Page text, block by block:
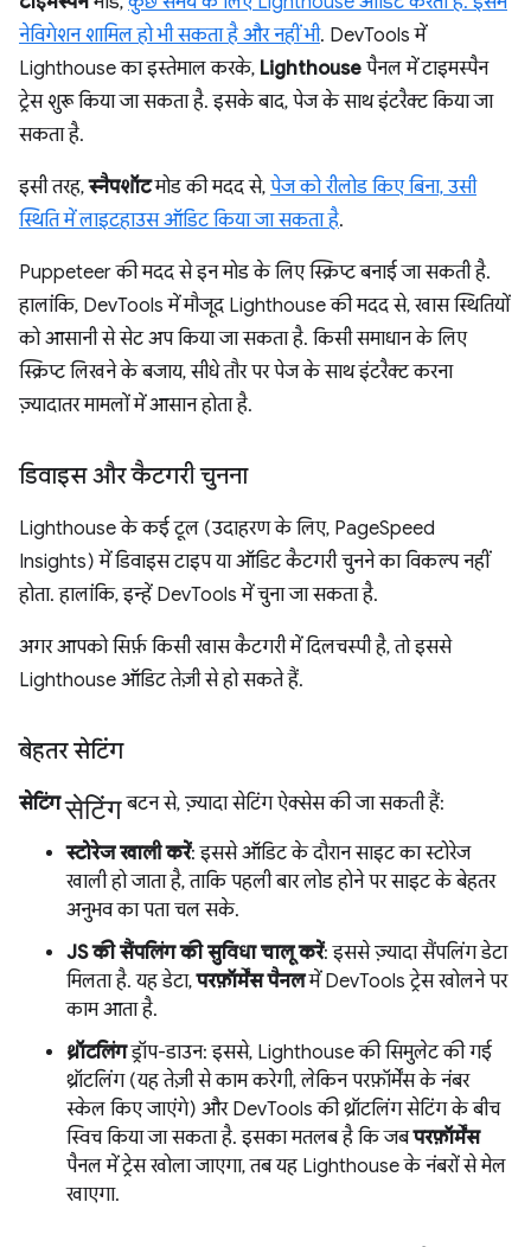
नेविगेशन शामिल हो भी सकता है और नहीं भी. DevTools में
Lighthouse का इस्तेमाल करके, Lighthouse पैनल में टाइमस्पैन
ट्रेस शुरू किया जा सकता है. इसके बाद, पेज के साथ इंटरैक्ट किया जा
सकता है.
इसी तरह,स्नैपशॉटमोड की मदद से, पेज को रीलोड किए बिना, उसी
स्थिति में लाइटहाउस ऑडिट किया जा सकता है.
Puppeteer की मदद से इन मोड के लिए स्क्रिप्ट बनाई जा सकती है.
हालांकि, DevTools में मौजूद Lighthouse की मदद से, खास स्थितियों
को आसानी से सेट अप किया जा सकता है. किसी समाधान के लिए
स्क्रिप्ट लिखने के बजाय, सीधे तौर पर पेज के साथ इंटरैक्ट करना
ज़्यादातर मामलों में आसान होता है.
डिवाइस और कैटगरी चुनना
Lighthouse के कई टूल (उदाहरण के लिए, PageSpeed
Insights) में डिवाइस टाइप या ऑडिट कैटगरी चुनने का विकल्प नहीं
होता. हालांकि, इन्हें DevTools में चुना जा सकता है.
अगर आपको सिर्फ़ किसी खास कैटगरी में दिलचस्पी है, तो इससे
Lighthouse ऑडिट तेज़ी से हो सकते हैं.
बेहतर सेटिंग
सेटिंग सेटिंगबटन से, ज़्यादा सेटिंग ऐक्सेस की जा सकती हैं:
स्टोरेज खाली करें: इससे ऑडिट के दौरान साइट का स्टोरेज
खाली हो जाता है, ताकि पहली बार लोड होने पर साइट के बेहतर
अनुभव का पता चल सके.
JS की सैंपलिंग की सुविधा चालू करें: इससे ज़्यादा सैंपलिंग डेटा
मिलता है. यह डेटा,परफ़ॉर्मेंस पैनलमें DevTools ट्रेस खोलने पर
काम आता है.
थ्रॉटलिंगड्रॉप-डाउन: इससे, Lighthouse की सिमुलेट की गई
थ्रॉटलिंग (यह तेज़ी से काम करेगी, लेकिन परफ़ॉर्मेंस के नंबर
स्केल किए जाएंगे) और DevTools की थ्रॉटलिंग सेटिंग के बीच
स्विच किया जा सकता है. इसका मतलब है कि जबपरफ़ॉर्मेंस
पैनल में ट्रेस खोला जाएगा, तब यह Lighthouse के नंबरों से मेल
खाएगा.